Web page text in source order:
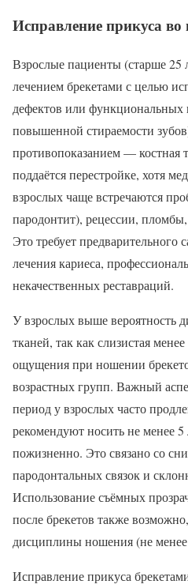
Исправление прикуса во
Взрослые пациенты (старше 25
лечением брекетами с целью
дефектов или
повышенной стираемости
противопоказанием — костная
поддаётся перестройке, хотя
взрослых чаще встречаются
пародонтит), рецессии,
Это требует предварительного
лечения кариеса,
некачественных реставраций.
У взрослых выше вероятность
тканей, так как слизистая
ощущения при ношении
возрастных групп. Важный
период у взрослых часто
рекомендуют носить не менее
пожизненно. Это связано со
пародонтальных связок и
Использование съёмных
после брекетов также
дисциплины ношения (не менее
Исправление прикуса